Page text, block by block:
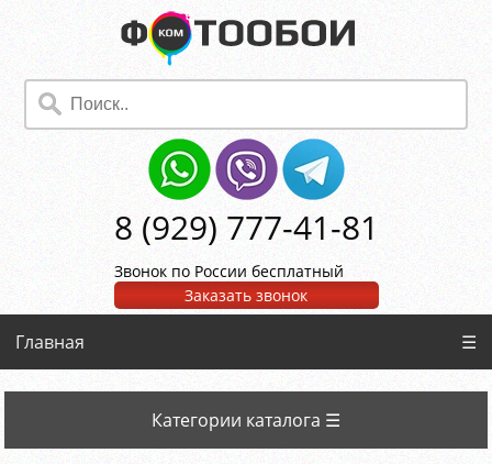
8 (929) 777-41-81
Звонок по России бесплатный
Заказать звонок
Главная ☰
Категории каталога ☰